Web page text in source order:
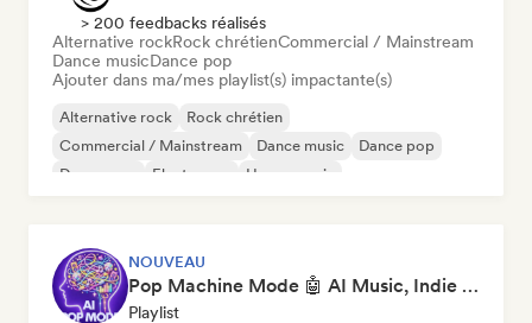
> 200 feedbacks réalisés
Alternative rockRock chrétienCommercial / Mainstream
Dance musicDance pop
Ajouter dans ma/mes playlist(s) impactante(s)
Alternative rock
Rock chrétien
Commercial / Mainstream
Dance music
Dance pop
Dream pop
Electropop House music
NOUVEAU
Pop Machine Mode 🤖 AI Music, Indie Pop & Dream Pop
Playlist